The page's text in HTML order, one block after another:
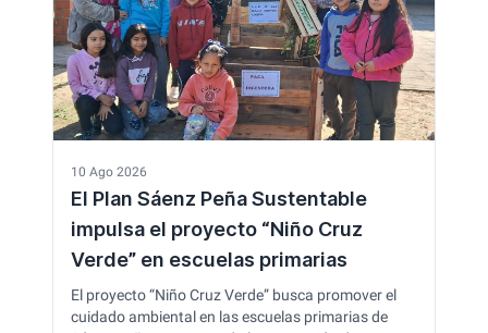
10 Ago 2026
El Plan Sáenz Peña Sustentable
impulsa el proyecto “Niño Cruz
Verde” en escuelas primarias
El proyecto “Niño Cruz Verde” busca promover el
cuidado ambiental en las escuelas primarias de